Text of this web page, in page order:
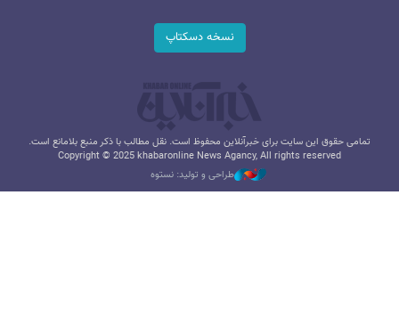
نسخه دسکتاپ
تمامی حقوق این سایت برای خبرآنلاین محفوظ است. نقل مطالب با ذکر منبع بلامانع است.
Copyright © 2025 khabaronline News Agancy, All rights reserved
طراحی و تولید: نستوه